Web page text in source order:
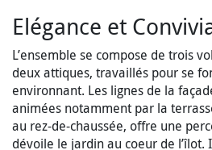
Elégance et
L’ensemble se compose de trois
deux attiques, travaillés pour se
environnant. Les lignes de la
animées notamment par la
au rez-de-chaussée, offre une
dévoile le jardin au coeur de l’îlot.